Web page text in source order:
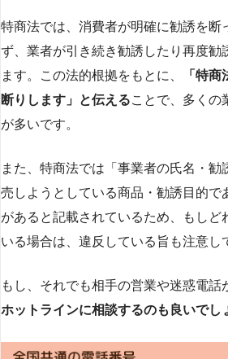
特商法では、消費者が明確に勧誘を断
ず、業者が引き続き勧誘したり再度勧
ます。この法的根拠をもとに、
「特
断りします」と伝えることで、多くの
が多いです​​。
また、特商法では「事業者の氏名・勧
売しようとしている商品・勧誘目的で
があると記載されているため、もしど
いる場合は、違反している旨も注意し
もし、それでも相手の営業や迷惑電話
ホットラインに相談するのも良いでし